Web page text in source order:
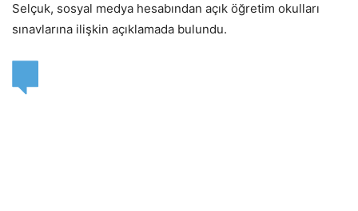
Selçuk, sosyal medya hesabından açık öğretim okulları
sınavlarına ilişkin açıklamada bulundu.